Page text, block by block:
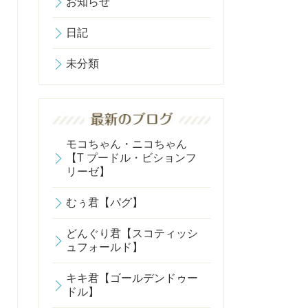
日記
未分類
モコちゃん・ニコちゃん
【T プードル・ビションフ
リーゼ】
むぅ君【パグ】
どんぐり君【スコティッシ
ュフォールド】
キキ君【ゴールデンドゥー
ドル】